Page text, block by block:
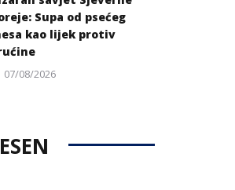
Supa od psećeg
kao lijek protiv
Posted
07/08/2026